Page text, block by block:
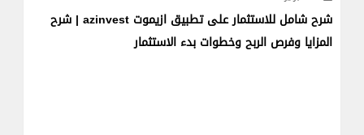
شرح شامل للاستثمار على تطبيق ازيموت azinvest | شرح
المزايا وفرص الربح وخطوات بدء الاستثمار